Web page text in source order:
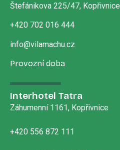
Štefánikova 225/47, Kopřivnice
+420 702 016 444
info@vilamachu.cz
Provozní doba
Interhotel Tatra
Záhumenní 1161, Kopřivnice
+420 556 872 111